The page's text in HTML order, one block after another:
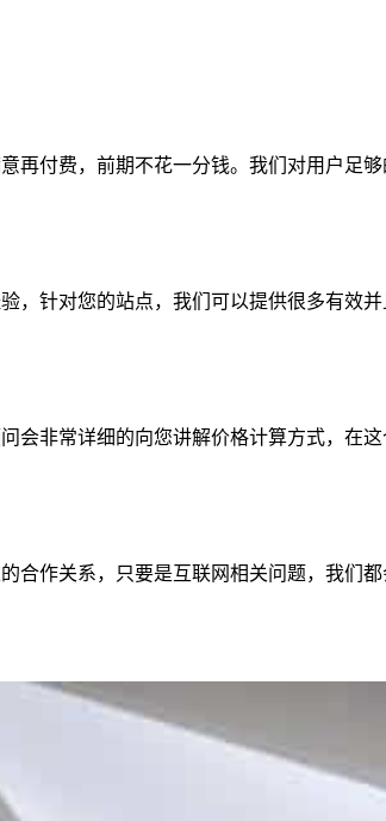
再付费，前期不花一分钱。我们对用户足
，针对您的站点，我们可以提供很多有效
会非常详细的向您讲解价格计算方式，在
合作关系，只要是互联网相关问题，我们